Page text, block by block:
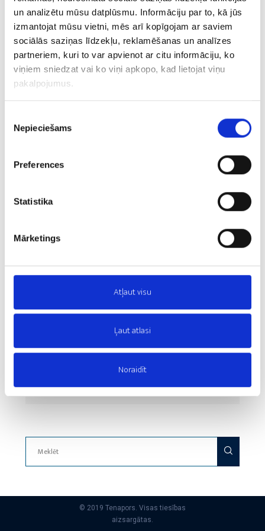
un analizētu mūsu datplūsmu. Informāciju par to, kā jūs
izmantojat mūsu vietni, mēs arī kopīgojam ar saviem
sociālās saziņas līdzekļu, reklamēšanas un analīzes
partneriem, kuri to var apvienot ar citu informāciju, ko
viņiem sniedzat vai ko viņi apkopo, kad lietojat viņu
pakalpojumus.
izvēle
Nepieciešams
Preferences
Statistika
Mārketings
Atļaut visu
Ļaut atlasi
Noraidīt
procesu, ieviešot modernu griešanas līniju ar automātisku
vadības funkciju. Tas ļaus samazināt manuālo darbu,
palielināt ražību, un precizitāti un produktivitāti. Iekārtas
ļaus ātrāk iestatīt produkcijas biezumu un nodrošināt
lielāku ražošanas elastību. Rezultātā uzņēmums
palielinās produktivitāti un konkurētspēju, piedāvājot
digitalizācijai”, kas īstenota Eiropas Savienības
Atjaunošanas un noturības (ANM) mehānisma ietvaros
ES līdzfinansējums: 192 500 EUR
© 2019 Tenapors. Visas tiesības
aizsargātas.